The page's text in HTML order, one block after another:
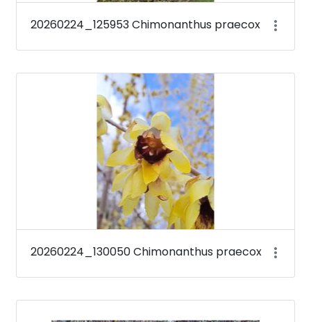
20260224_125953 Chimonanthus praecox
20260224_130050 Chimonanthus praecox